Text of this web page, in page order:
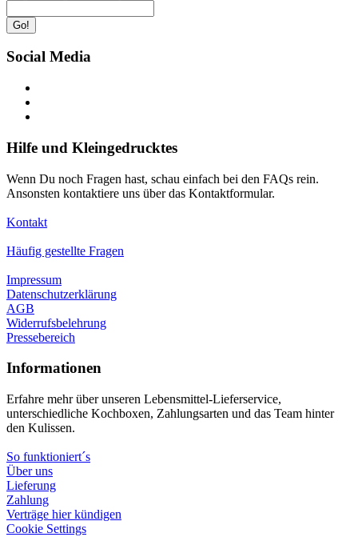
Go!
Social Media
Hilfe und Kleingedrucktes
Wenn Du noch Fragen hast, schau einfach bei den FAQs rein.
Ansonsten kontaktiere uns über das Kontaktformular.
Kontakt
Häufig gestellte Fragen
Impressum
Datenschutzerklärung
AGB
Widerrufsbelehrung
Pressebereich
Informationen
Erfahre mehr über unseren Lebensmittel-Lieferservice,
unterschiedliche Kochboxen, Zahlungsarten und das Team hinter
den Kulissen.
So funktioniert´s
Über uns
Lieferung
Zahlung
Verträge hier kündigen
Cookie Settings